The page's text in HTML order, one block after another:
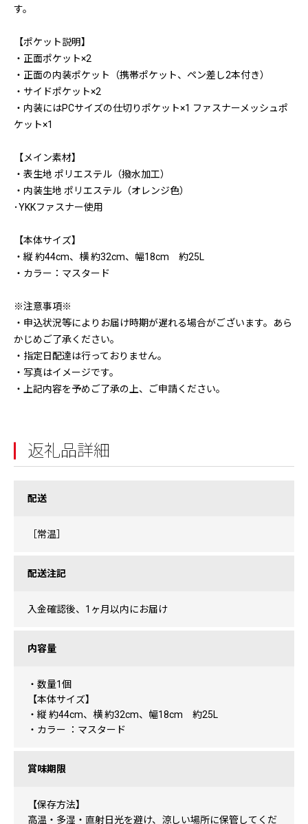
す。
【ポケット説明】
・正面ポケット×2
・正面の内装ポケット（携帯ポケット、ペン差し2本付き）
・サイドポケット×2
・内装にはPCサイズの仕切りポケット×1 ファスナーメッシュポ
ケット×1
【メイン素材】
・表生地 ポリエステル（撥水加工）
・内装生地 ポリエステル（オレンジ色）
･YKKファスナー使用
【本体サイズ】
・縦 約44cm、横 約32cm、幅18cm 約25L
・カラー：マスタード
※注意事項※
・申込状況等によりお届け時期が遅れる場合がございます。あら
かじめご了承ください。
・指定日配達は行っておりません。
・写真はイメージです。
・上記内容を予めご了承の上、ご申請ください。
返礼品詳細
配送
［常温］
配送注記
入金確認後、1ヶ月以内にお届け
内容量
・数量1個
【本体サイズ】
・縦 約44cm、横 約32cm、幅18cm 約25L
・カラー ：マスタード
賞味期限
【保存方法】
高温・多湿・直射日光を避け、涼しい場所に保管してくだ